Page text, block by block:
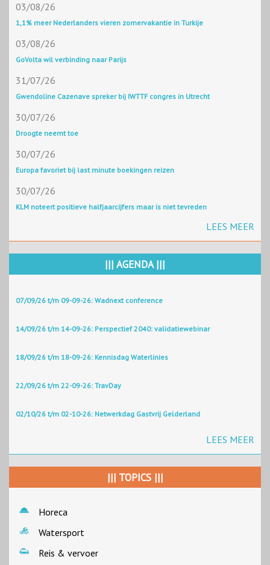
03/08/26
1,1% meer Nederlanders vieren zomervakantie in Turkije
03/08/26
GoVolta wil verbinding naar Parijs
31/07/26
Gwendoline Cazenave spreker bij IWTTF congres in Utrecht
30/07/26
Droogte neemt toe
30/07/26
Europa favoriet bij last minute boekingen reizen
30/07/26
KLM noteert positieve halfjaarcijfers maar is niet tevreden
LEES MEER
||| AGENDA |||
07/09/26 t/m 09-09-26: Wadnext conference
14/09/26 t/m 14-09-26: Perspectief 2040: validatiewebinar
18/09/26 t/m 18-09-26: Kennisdag Waterlinies
22/09/26 t/m 22-09-26: TravDay
02/10/26 t/m 02-10-26: Netwerkdag Gastvrij Gelderland
LEES MEER
||| TOPICS |||
Horeca
Watersport
Reis & vervoer